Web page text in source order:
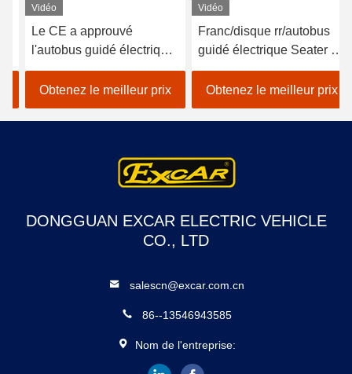
Vidéo
Le CE a approuvé
l'autobus guidé électrique
dans le parc
d'attractions/voiture
électrique de navette
Obtenez le meilleur prix
Vidéo
Franc/disque rr/autobus
guidé électrique Seater du
tambour 14 avec la chaise
de sofa
Obtenez le meilleur prix
DONGGUAN EXCAR ELECTRIC VEHICLE
CO., LTD
salescn@excar.com.cn
86--13546943585
Nom de l'entreprise: